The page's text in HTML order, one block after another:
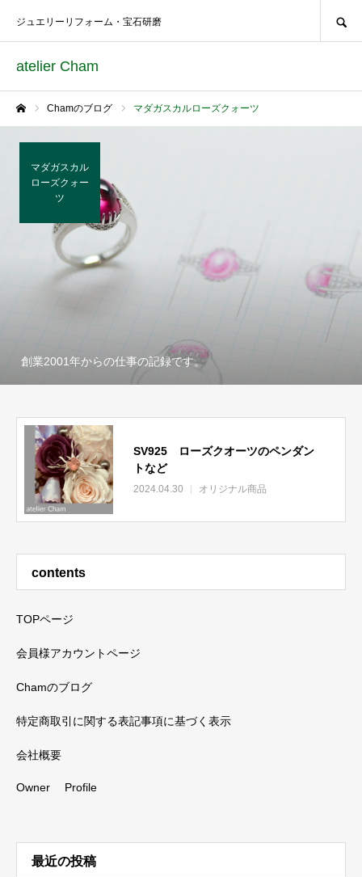
atelier Cham
ジュエリーリフォーム・宝石研磨
Chamのブログ マダガスカルローズクォーツ
マダガスカル
ローズクォー
ツ
創業2001年からの仕事の記録です。
SV925 ローズクオーツのペンダン
トなど
2024.04.30 オリジナル商品
contents
TOPページ
会員様アカウントページ
Chamのブログ
特定商取引に関する表記事項に基づく表示
会社概要
Owner Profile
最近の投稿